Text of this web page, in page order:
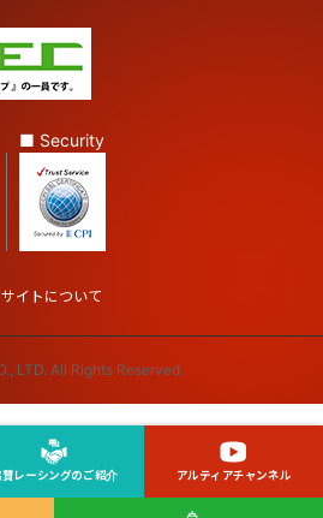
賛レーシングのご紹介 アルティアチャンネル
■ Security
サイトについて
LTD. All Rights Reserved.